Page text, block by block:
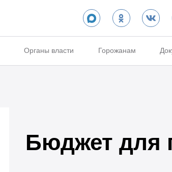
Органы власти Горожанам
Бюджет для